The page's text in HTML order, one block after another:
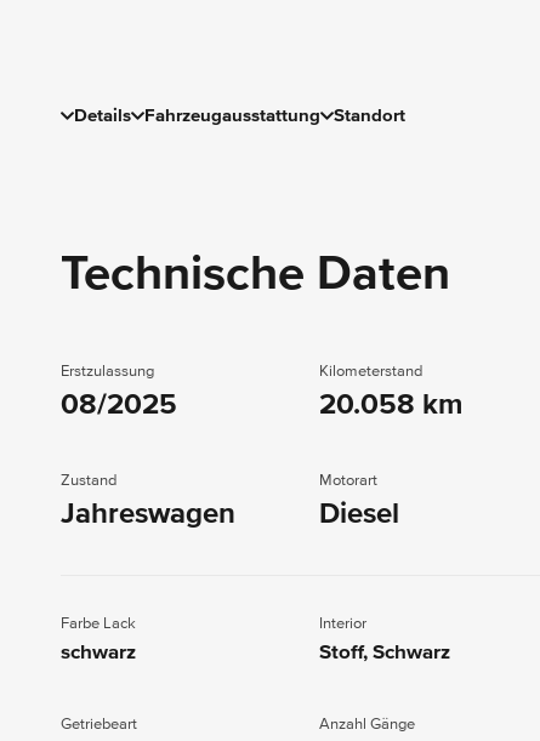
Details Fahrzeugausstattung Standort
Technische Daten
Erstzulassung
08/2025
Kilometerstand
20.058 km
Zustand
Jahreswagen
Motorart
Diesel
Farbe Lack
schwarz
Interior
Stoff, Schwarz
Getriebeart Anzahl Gänge